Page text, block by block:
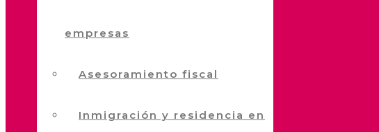
empresas
Asesoramiento fiscal
Inmigración y residencia en